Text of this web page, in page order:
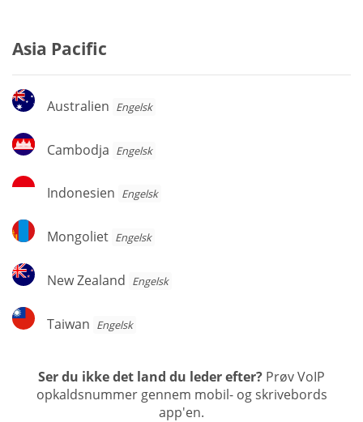
Asia Pacific
Australien
Australien Engelsk
Cambodja
Cambodja Engelsk
Indonesien
Indonesien Engelsk
Mongoliet
Mongoliet Engelsk
New
Zealand
New Zealand Engelsk
Taiwan
Taiwan Engelsk
Ser du ikke det land du leder efter? Prøv VoIP
opkaldsnummer gennem mobil- og skrivebords
app'en.